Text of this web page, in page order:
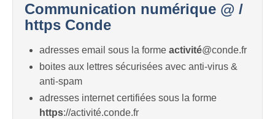
Communication numérique @ /
https Conde
adresses email sous la forme activité@conde.fr
boites aux lettres sécurisées avec anti-virus &
anti-spam
adresses internet certifiées sous la forme
https://activité.conde.fr